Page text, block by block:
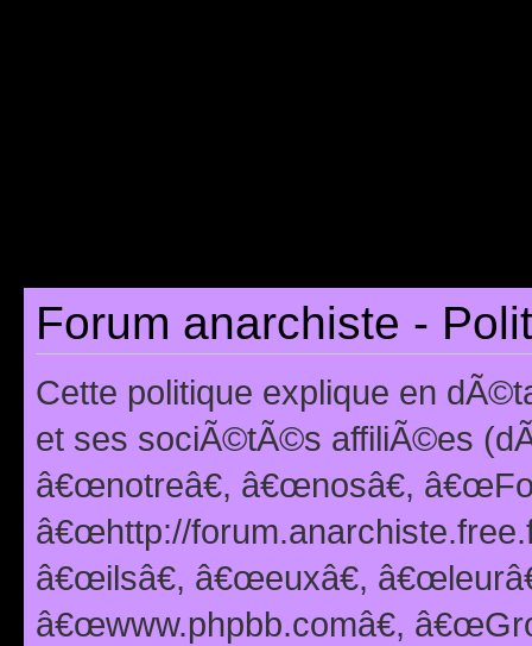
Forum anarchiste -
Cette politique explique en
et ses sociÃ©tÃ©s affiliÃ©es
â€œnotreâ€, â€œnosâ€,
â€œhttp://
â€œilsâ€, â€œeuxâ€,
â€œwww.phpbb.comâ€,